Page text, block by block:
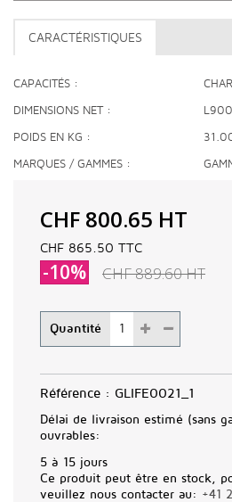
CARACTÉRISTIQUES
CAPACITÉS
DIMENSIONS NET
POIDS EN KG
MARQUES / GAMMES
Quantité
CHF 800.65 HT
CHF 865.50 TTC
-10% CHF 889.60HT
Référence : GLIFE0021_1
Délai de livraison estimé (sans
ouvrables:
5 à 15 jours
Ce produit peut être en stock,
veuillez nous contacter au: +41